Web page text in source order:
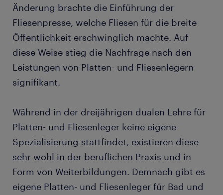
ist abhängig vom jeweiligen Unternehmen. Werden
Großprojekte mit Termindruck bearbeitet, können
möglicherweise Überstunden erforderlich werden.
Ob und in welcher Höhe diese vergütet werden,
regelt ebenfalls der individuelle Arbeitsvertrag.
Dabei muss der Arbeitgeber die Regelungen des
gültigen Kollektivvertrages berücksichtigen.
Änderung brachte die Einführung der
Fliesenpresse, welche Fliesen für die breite
Öffentlichkeit erschwinglich machte. Auf
diese Weise stieg die Nachfrage nach den
Leistungen von Platten- und Fliesenlegern
signifikant.
Während in der dreijährigen dualen Lehre für
Platten- und Fliesenleger keine eigene
Spezialisierung stattfindet, existieren diese
sehr wohl in der beruflichen Praxis und in
Form von Weiterbildungen. Demnach gibt es
eigene Platten- und Fliesenleger für Bad und